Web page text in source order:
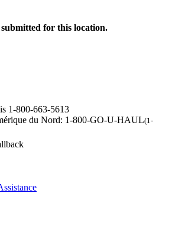
submitted for this location.
1-800-663-5613
du Nord: 1-800-GO-U-HAUL(1-